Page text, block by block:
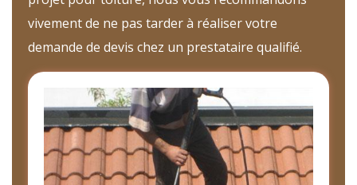
vivement de ne pas tarder à réaliser votre
demande de devis chez un prestataire qualifié.